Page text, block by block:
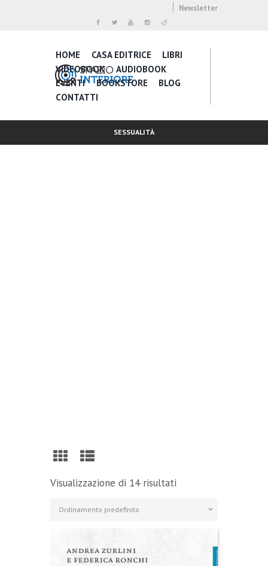
Newsletter
HOME CASA EDITRICE
LIBRI
VIDEOBOOK
AUDIOBOOK
EVENTI
BOOKSTORE
BLOG
CONTATTI
SESSUALITÀ
Visualizzazione di 14 risultati